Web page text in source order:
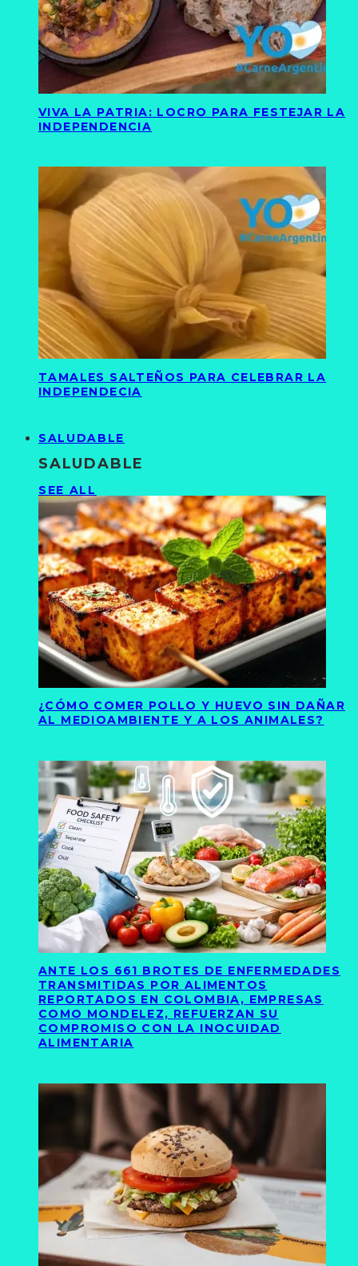
VIVA LA PATRIA: LOCRO PARA FESTEJAR LA
INDEPENDENCIA
TAMALES SALTEÑOS PARA CELEBRAR LA
INDEPENDECIA
SALUDABLE
SALUDABLE
SEE ALL
¿CÓMO COMER POLLO Y HUEVO SIN DAÑAR
AL MEDIOAMBIENTE Y A LOS ANIMALES?
ANTE LOS 661 BROTES DE ENFERMEDADES
TRANSMITIDAS POR ALIMENTOS
REPORTADOS EN COLOMBIA, EMPRESAS
COMO MONDELEZ, REFUERZAN SU
COMPROMISO CON LA INOCUIDAD
ALIMENTARIA